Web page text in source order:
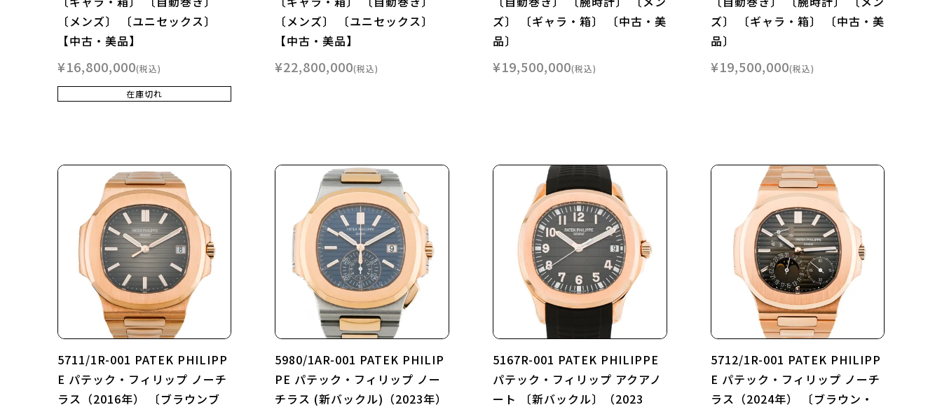
〔メンズ〕 〔ユニセックス〕
【中古・美品】
¥16,800,000 税込
在庫切れ
〔メンズ〕 〔ユニセックス〕
【中古・美品】
¥22,800,000 税込
ズ〕 〔ギャラ・箱〕 〔中古・美
品〕
¥19,500,000 税込
ズ〕 〔ギャラ・箱〕 〔中古・美
品〕
¥19,500,000 税込
5711/1R-001 PATEK PHILIPP
E パテック・フィリップ ノーチ
ラス（2016年） 〔ブラウンブ
5980/1AR-001 PATEK PHILIP
PE パテック・フィリップ ノー
チラス (新バックル)（2023年）
5167R-001 PATEK PHILIPPE
パテック・フィリップ アクアノ
ート 〔新バックル〕（2023
5712/1R-001 PATEK PHILIPP
E パテック・フィリップ ノーチ
ラス（2024年） 〔ブラウン・